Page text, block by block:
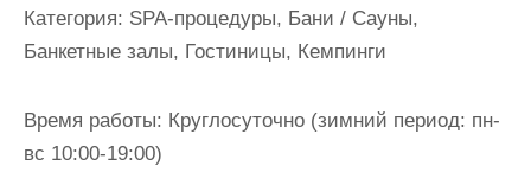
Категория: SPA-процедуры, Бани / Сауны,
Банкетные залы, Гостиницы, Кемпинги
Время работы: Круглосуточно (зимний период: пн-
вс 10:00-19:00)